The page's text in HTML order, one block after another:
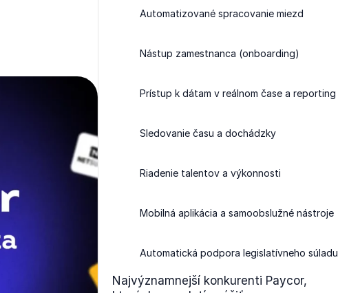
Automatizované spracovanie miezd
Nástup zamestnanca (onboarding)
Prístup k dátam v reálnom čase a reporting
Sledovanie času a dochádzky
Riadenie talentov a výkonnosti
Mobilná aplikácia a samoobslužné nástroje
Automatická podpora legislatívneho súladu
Najvýznamnejší konkurenti Paycor,